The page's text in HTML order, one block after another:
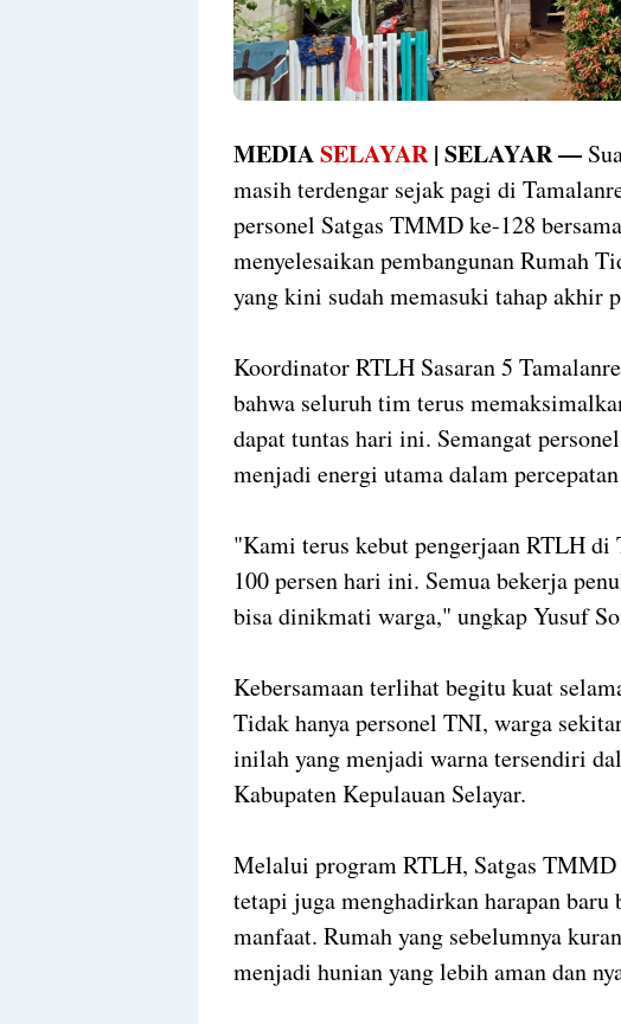
MEDIASELAYAR| SELAYAR —
masih terdengar sejak pagi di
personel Satgas TMMD ke-128
menyelesaikan pembangunan Rumah
yang kini sudah memasuki tahap akhir
Koordinator RTLH Sasaran 5
bahwa seluruh tim terus
dapat tuntas hari ini. Semangat
menjadi energi utama dalam
"Kami terus kebut pengerjaan RTLH di
100 persen hari ini. Semua bekerja
bisa dinikmati warga," ungkap Yusuf
Kebersamaan terlihat begitu kuat
Tidak hanya personel TNI, warga
inilah yang menjadi warna tersendiri
Kabupaten Kepulauan Selayar.
Melalui program RTLH, Satgas TMMD
tetapi juga menghadirkan harapan baru
manfaat. Rumah yang sebelumnya
menjadi hunian yang lebih aman dan